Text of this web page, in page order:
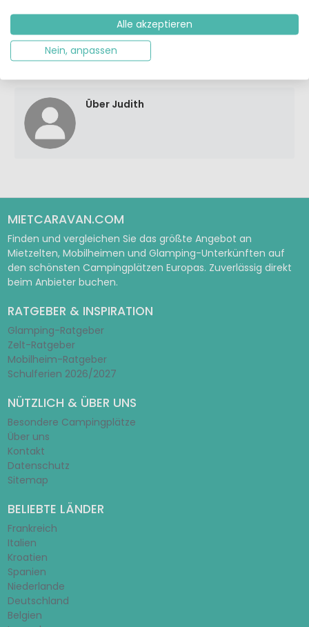
glamping Campingurlaub
Über Judith
MIETCARAVAN.COM
Finden und vergleichen Sie das größte Angebot an
Mietzelten, Mobilheimen und Glamping-Unterkünften auf
den schönsten Campingplätzen Europas. Zuverlässig direkt
beim Anbieter buchen.
RATGEBER & INSPIRATION
Glamping-Ratgeber
Zelt-Ratgeber
Mobilheim-Ratgeber
Schulferien 2026/2027
NÜTZLICH & ÜBER UNS
Besondere Campingplätze
Über uns
Kontakt
Datenschutz
Sitemap
BELIEBTE LÄNDER
Frankreich
Italien
Kroatien
Spanien
Niederlande
Deutschland
Belgien
Alle akzeptieren
Nein, anpassen